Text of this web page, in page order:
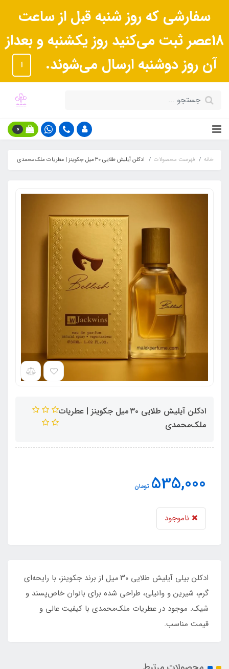
سفارشی که روز شنبه قبل از ساعت
18عصر ثبت می‌کنید روز یکشنبه و بعداز
آن روز دوشنبه ارسال می‌شوند.
ا
0
خانه فهرست محصولات ادکلن آیلیش طلایی ۳۰ میل جکوینز | عطریات ملک‌محمدی
ادکلن آیلیش طلایی ۳۰ میل جکوینز | عطریات
ملک‌محمدی
535,000 تومان
ناموجود
ادکلن بیلی آیلیش طلایی ۳۰ میل از برند جکوینز، با رایحه‌ای
گرم، شیرین و وانیلی، طراحی شده برای بانوان خاص‌پسند و
شیک. موجود در عطریات ملک‌محمدی با کیفیت عالی و
قیمت مناسب.